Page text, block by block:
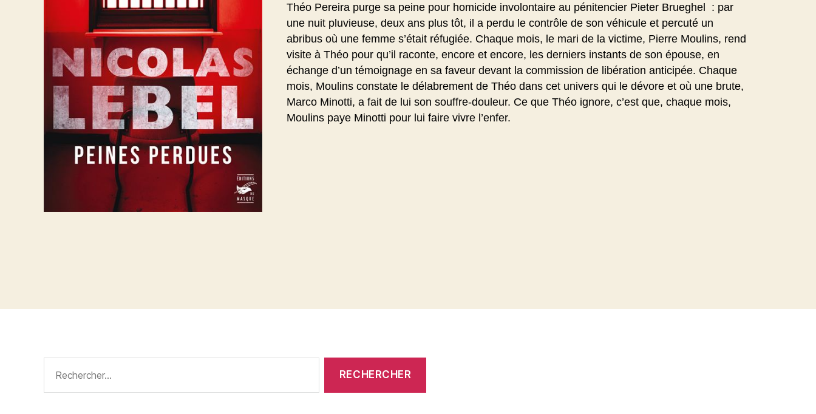
Théo Pereira purge sa peine pour homicide involontaire au pénitencier Pieter Brueghel : par
une nuit pluvieuse, deux ans plus tôt, il a perdu le contrôle de son véhicule et percuté un
abribus où une femme s’était réfugiée. Chaque mois, le mari de la victime, Pierre Moulins, rend
visite à Théo pour qu’il raconte, encore et encore, les derniers instants de son épouse, en
échange d’un témoignage en sa faveur devant la commission de libération anticipée. Chaque
mois, Moulins constate le délabrement de Théo dans cet univers qui le dévore et où une brute,
Marco Minotti, a fait de lui son souffre-douleur. Ce que Théo ignore, c’est que, chaque mois,
Moulins paye Minotti pour lui faire vivre l’enfer.